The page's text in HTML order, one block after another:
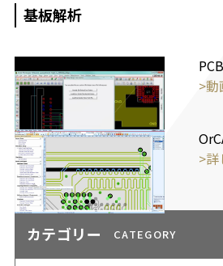
基板解析
>
>
カテゴリー CATEGORY